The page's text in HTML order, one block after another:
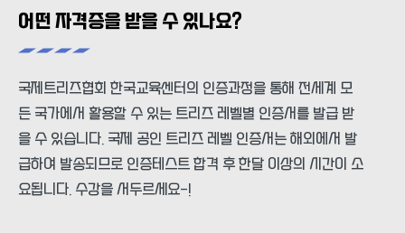
어떤 자격증을 받을 수 있나요?
국제트리즈협회 한국교육센터의 인증과정을 통해 전세계 모
든 국가에서 활용할 수 있는 트리즈 레벨별 인증서를 발급 받
을 수 있습니다. 국제 공인 트리즈 레벨 인증서는 해외에서 발
급하여 발송되므로 인증테스트 합격 후 한달 이상의 시간이 소
요됩니다. 수강을 서두르세요-!